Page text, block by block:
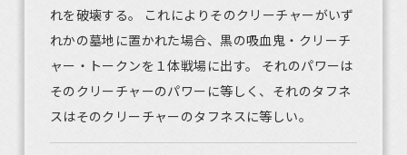
れを破壊する。 これによりそのクリーチャーがいず
れかの墓地に置かれた場合、黒の吸血鬼・クリーチ
ャー・トークンを１体戦場に出す。 それのパワーは
そのクリーチャーのパワーに等しく、それのタフネ
スはそのクリーチャーのタフネスに等しい。